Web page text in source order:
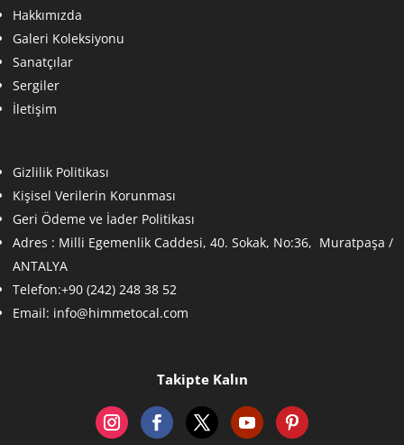
Hakkımızda
Galeri Koleksiyonu
Sanatçılar
Sergiler
İletişim
Gizlilik Politikası
Kişisel Verilerin Korunması
Geri Ödeme ve İader Politikası
Adres : Milli Egemenlik Caddesi, 40. Sokak, No:36, Muratpaşa /
ANTALYA
Telefon:+90 (242) 248 38 52
Email: info@himmetocal.com
Takipte Kalın